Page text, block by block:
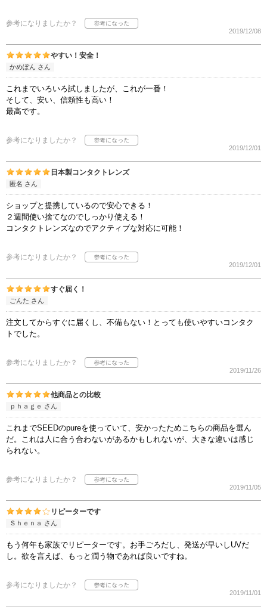
参考になりましたか？
2019/12/08
やすい！安全！
かめぽん さん
これまでいろいろ試しましたが、これが一番！
そして、安い、信頼性も高い！
最高です。
参考になりましたか？
2019/12/01
日本製コンタクトレンズ
匿名 さん
ショップと提携しているので安心できる！
２週間使い捨てなのでしっかり使える！
コンタクトレンズなのでアクティブな対応に可能！
参考になりましたか？
2019/12/01
すぐ届く！
ごんた さん
注文してからすぐに届くし、不備もない！とっても使いやすいコンタク
トでした。
参考になりましたか？
2019/11/26
他商品との比較
ｐｈａｇｅ さん
これまでSEEDのpureを使っていて、安かったためこちらの商品を選ん
だ。これは人に合う合わないがあるかもしれないが、大きな違いは感じ
られない。
参考になりましたか？
2019/11/05
リピーターです
Ｓｈｅｎａ さん
もう何年も家族でリピーターです。お手ごろだし、発送が早いしUVだ
し。欲を言えば、もっと潤う物であれば良いですね。
参考になりましたか？
2019/11/01